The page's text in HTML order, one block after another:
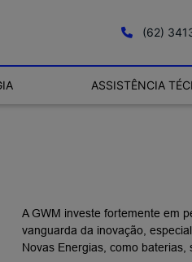
(62)
ASSISTÊNCIA
A GWM investe fortemente em
vanguarda da inovação,
Novas Energias, como baterias,